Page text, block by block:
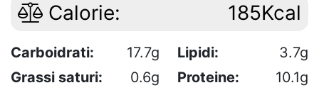
Calorie: 185Kcal
Carboidrati: 17.7g Lipidi:
3.7g
Grassi saturi:
0.6g Proteine:
10.1g